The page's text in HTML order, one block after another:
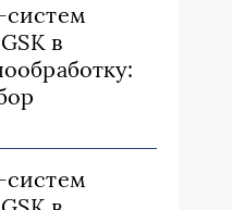
систем
в
систем